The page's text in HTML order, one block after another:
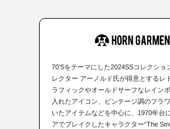
70'Sをテーマにした2024SSコレクショ
レクター アーノルド氏が得意とするレ
ラフィックやオールドサーフなレイン
入れたアイコン、ビンテージ調のフラ
いたアイテムなどを中心に、1970年台
アでブレイクしたキャラクター“The